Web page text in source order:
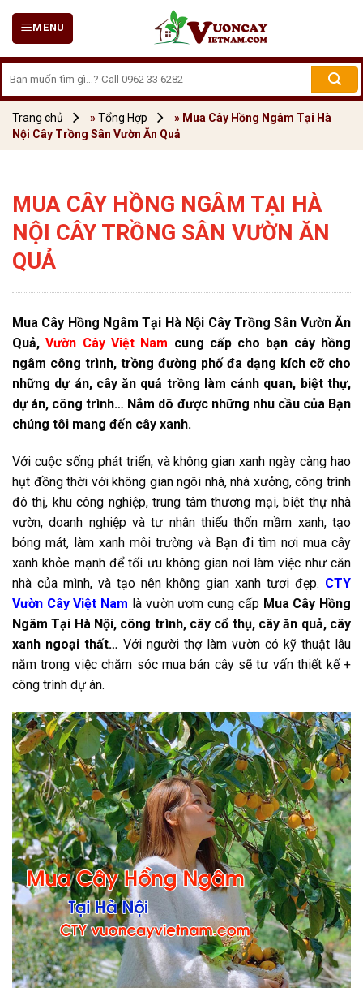
Skip
MENU
kiếm:
Trang chủ »Tổng Hợp » Mua Cây Hồng Ngâm Tại Hà
Nội Cây Trồng Sân Vườn Ăn Quả
MUA CÂY HỒNG NGÂM TẠI HÀ
NỘI CÂY TRỒNG SÂN VƯỜN ĂN
QUẢ
Mua Cây Hồng Ngâm Tại Hà Nội Cây Trồng Sân Vườn Ăn
Quả, Vườn Cây Việt Nam cung cấp cho bạn cây hồng
ngâm công trình, trồng đường phố đa dạng kích cỡ cho
những dự án, cây ăn quả trồng làm cảnh quan, biệt thự,
dự án, công trình… Nắm dõ được những nhu cầu của Bạn
chúng tôi mang đến cây xanh.
Với cuộc sống phát triển, và không gian xanh ngày càng hao
hụt đồng thời với không gian ngôi nhà, nhà xưởng, công trình
đô thị, khu công nghiệp, trung tâm thương mại, biệt thự nhà
vườn, doanh nghiệp và tư nhân thiếu thốn mầm xanh, tạo
bóng mát, làm xanh môi trường và Bạn đi tìm nơi mua cây
xanh khỏe mạnh để tối ưu không gian nơi làm việc như căn
nhà của mình, và tạo nên không gian xanh tươi đẹp. CTY
Vườn Cây Việt Nam là vườn ươm cung cấp Mua Cây Hồng
Ngâm Tại Hà Nội, công trình, cây cổ thụ, cây ăn quả, cây
xanh ngoại thất… Với người thợ làm vườn có kỹ thuật lâu
năm trong việc chăm sóc mua bán cây sẽ tư vấn thiết kế +
công trình dự án.